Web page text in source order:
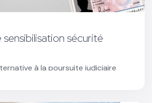
sécurité
à la poursuite judiciaire